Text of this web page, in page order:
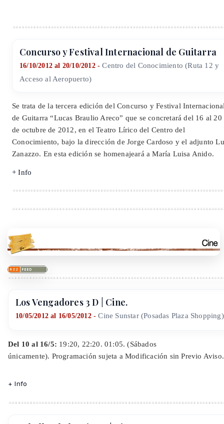
Concurso y Festival Internacional de Guitarra
16/10/2012 al 20/10/2012 - Centro del Conocimiento (Ruta 12 y
Acceso al Aeropuerto)
Se trata de la tercera edición del Concurso y Festival
de Guitarra “Lucas Braulio Areco” que se concretará del 16 al 20
de octubre de 2012, en el Teatro Lírico del Centro del
Conocimiento, bajo la dirección de Jorge Cardoso y el adjunto
Zanazzo. En esta edición se homenajeará a María Luisa Anido.
+ Info
Los Vengadores 3 D | Cine.
10/05/2012 al 16/05/2012 - Cine Sunstar (Posadas Plaza Shopping)
Del 10 al 16/5: 19:20, 22:20. 01:05. (Sábados
únicamente). Programación sujeta a Modificación sin Previo Aviso.
+ Info